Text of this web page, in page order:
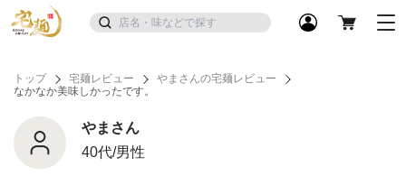
トップ 宅麺レビュー
やまさんの宅麺レビュー
なかなか美味しかったです。
やまさん
40代/男性